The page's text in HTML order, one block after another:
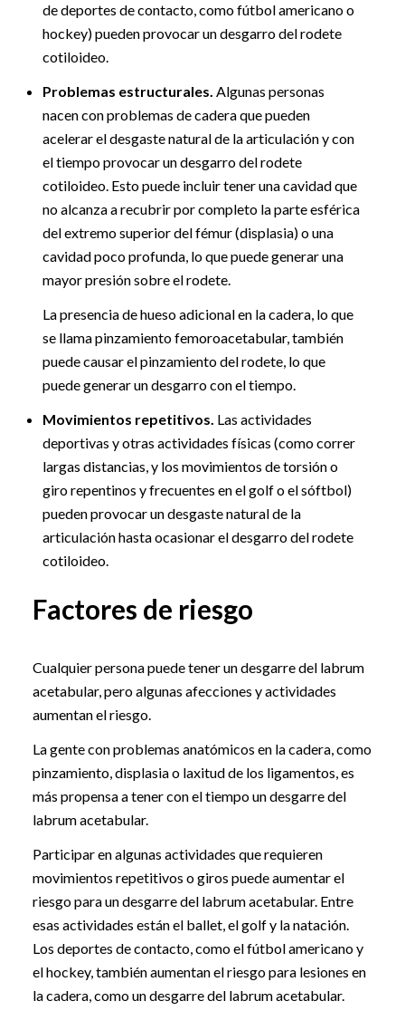
de deportes de contacto, como fútbol americano o
hockey) pueden provocar un desgarro del rodete
cotiloideo.
Problemas estructurales. Algunas personas
nacen con problemas de cadera que pueden
acelerar el desgaste natural de la articulación y con
el tiempo provocar un desgarro del rodete
cotiloideo. Esto puede incluir tener una cavidad que
no alcanza a recubrir por completo la parte esférica
del extremo superior del fémur (displasia) o una
cavidad poco profunda, lo que puede generar una
mayor presión sobre el rodete.
La presencia de hueso adicional en la cadera, lo que
se llama pinzamiento femoroacetabular, también
puede causar el pinzamiento del rodete, lo que
puede generar un desgarro con el tiempo.
Movimientos repetitivos. Las actividades
deportivas y otras actividades físicas (como correr
largas distancias, y los movimientos de torsión o
giro repentinos y frecuentes en el golf o el sóftbol)
pueden provocar un desgaste natural de la
articulación hasta ocasionar el desgarro del rodete
cotiloideo.
Factores de riesgo
Cualquier persona puede tener un desgarre del labrum
acetabular, pero algunas afecciones y actividades
aumentan el riesgo.
La gente con problemas anatómicos en la cadera, como
pinzamiento, displasia o laxitud de los ligamentos, es
más propensa a tener con el tiempo un desgarre del
labrum acetabular.
Participar en algunas actividades que requieren
movimientos repetitivos o giros puede aumentar el
riesgo para un desgarre del labrum acetabular. Entre
esas actividades están el ballet, el golf y la natación.
Los deportes de contacto, como el fútbol americano y
el hockey, también aumentan el riesgo para lesiones en
la cadera, como un desgarre del labrum acetabular.